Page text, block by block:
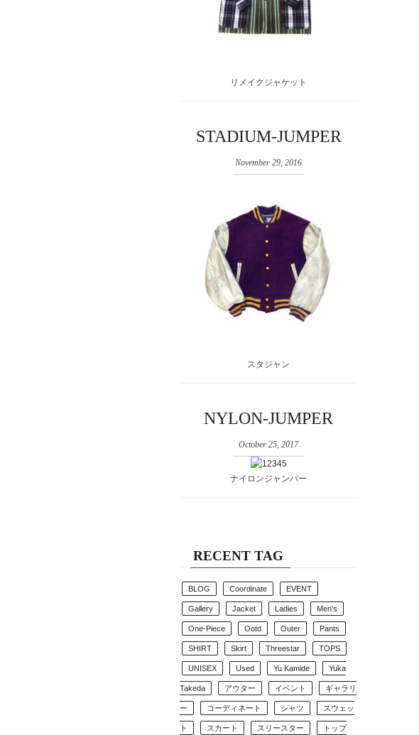
リメイクジャケット
STADIUM-JUMPER
November 29, 2016
スタジャン
NYLON-JUMPER
October 25, 2017
ナイロンジャンパー
RECENT TAG
BLOG Coordinate EVENT
Gallery Jacket Ladies Men's
One-Piece Ootd Outer Pants
SHIRT Skirt Threestar TOPS
UNISEX Used Yu Kamide Yuka
Takeda アウター イベント ギャラリ
ー コーディネート シャツ スウェッ
ト スカート スリースター トップ